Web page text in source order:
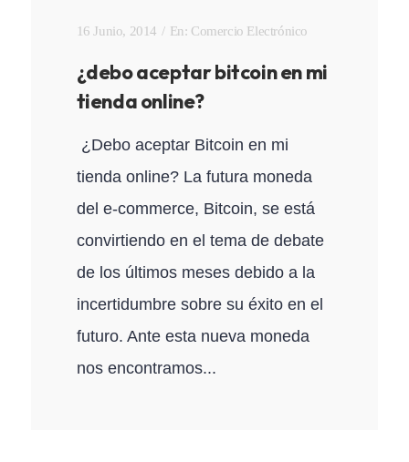
16 Junio, 2014 En: Comercio Electrónico
¿debo aceptar bitcoin en mi
tienda online?
¿Debo aceptar Bitcoin en mi
tienda online? La futura moneda
del e-commerce, Bitcoin, se está
convirtiendo en el tema de debate
de los últimos meses debido a la
incertidumbre sobre su éxito en el
futuro. Ante esta nueva moneda
nos encontramos...